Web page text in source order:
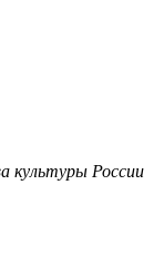
культуры России